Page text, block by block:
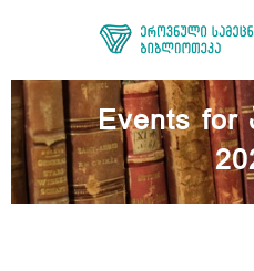
Events for
ᲑᲘᲑᲚᲘᲝᲗᲔᲙᲐ
ᲛᲝᲛᲡᲐᲮᲣᲠᲔᲑᲐ